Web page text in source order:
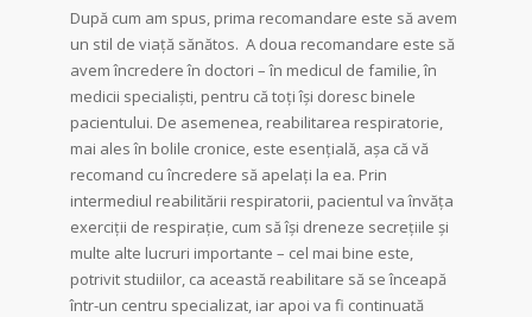
După cum am spus, prima recomandare este să avem
un stil de viață sănătos. A doua recomandare este să
avem încredere în doctori – în medicul de familie, în
medicii specialiști, pentru că toți își doresc binele
pacientului. De asemenea, reabilitarea respiratorie,
mai ales în bolile cronice, este esențială, așa că vă
recomand cu încredere să apelați la ea. Prin
intermediul reabilitării respiratorii, pacientul va învăța
exerciții de respirație, cum să își dreneze secrețiile și
multe alte lucruri importante – cel mai bine este,
potrivit studiilor, ca această reabilitare să se înceapă
într-un centru specializat, iar apoi va fi continuată